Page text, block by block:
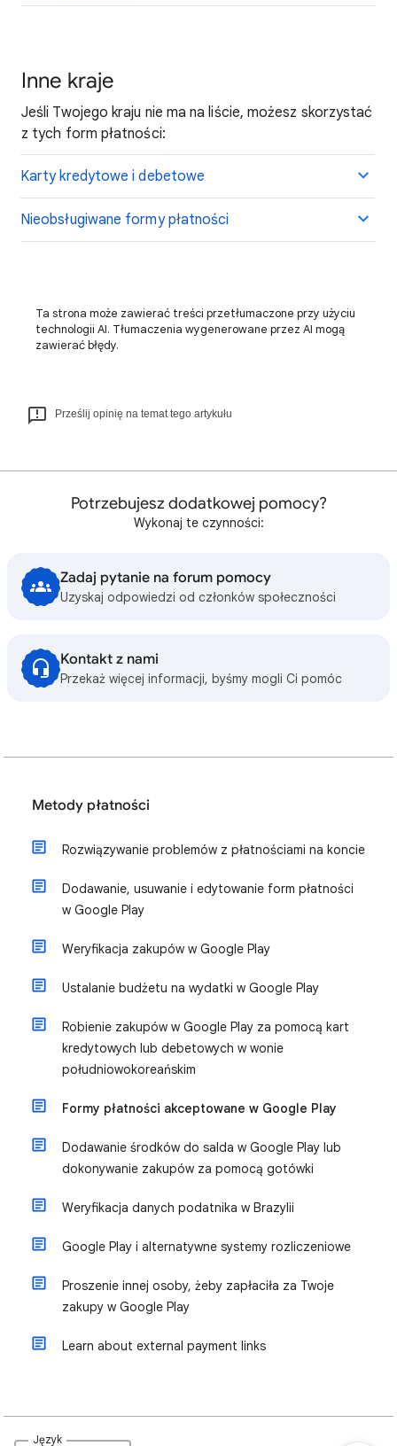
Inne kraje
Jeśli Twojego kraju nie ma na liście, możesz skorzystać
z tych form płatności:
Karty kredytowe i debetowe
Nieobsługiwane formy płatności
Ta strona może zawierać treści przetłumaczone przy użyciu
technologii AI. Tłumaczenia wygenerowane przez AI mogą
zawierać błędy.
Prześlij opinię na temat tego artykułu
Potrzebujesz dodatkowej pomocy?
Wykonaj te czynności:
Zadaj pytanie na forum pomocy
Uzyskaj odpowiedzi od członków społeczności
Kontakt z nami
Przekaż więcej informacji, byśmy mogli Ci pomóc
Metody płatności
Rozwiązywanie problemów z płatnościami na koncie
Dodawanie, usuwanie i edytowanie form płatności
w Google Play
Weryfikacja zakupów w Google Play
Ustalanie budżetu na wydatki w Google Play
Robienie zakupów w Google Play za pomocą kart
kredytowych lub debetowych w wonie
południowokoreańskim
Formy płatności akceptowane w Google Play
Dodawanie środków do salda w Google Play lub
dokonywanie zakupów za pomocą gotówki
Weryfikacja danych podatnika w Brazylii
Google Play i alternatywne systemy rozliczeniowe
Proszenie innej osoby, żeby zapłaciła za Twoje
zakupy w Google Play
Learn about external payment links
Język